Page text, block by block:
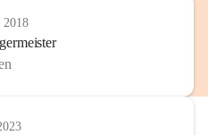
2018